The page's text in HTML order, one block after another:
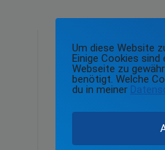
Um diese Website
Einige Cookies
Webseite zu
benötigt. Welche
du in meiner